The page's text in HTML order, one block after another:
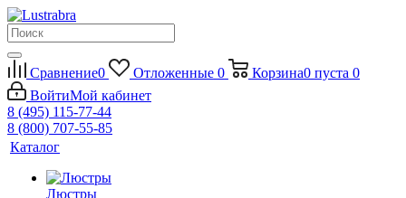
Сравнение0 Отложенные 0 Корзина0 пуста 0
ВойтиМой кабинет
8 (495) 115-77-44
8 (800) 707-55-85
Каталог
Люстры